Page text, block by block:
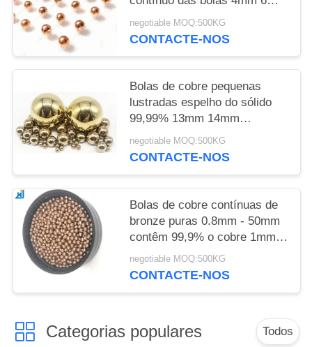
8mm 10mm
negotiable MOQ:500KG
CONTACTE-NOS
Bolas de cobre pequenas
lustradas espelho do sólido
99,99% 13mm 14mm
14.28mm 15mm 15.875mm
negotiable MOQ:500KG
CONTACTE-NOS
Bolas de cobre contínuas de
bronze puras 0.8mm - 50mm
contêm 99,9% o cobre 1mm
2mm 3mm 4mm
negotiable MOQ:500KG
CONTACTE-NOS
Categorias populares Todos